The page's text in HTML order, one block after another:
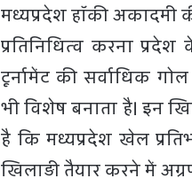
मध्यप्रदेश हॉकी अकादमी
प्रतिनिधित्व करना
टूर्नामेंट की सर्वाधिक
भी विशेष बनाता है। इन
है कि मध्यप्रदेश खेल
खिलाड़ी तैयार करने में